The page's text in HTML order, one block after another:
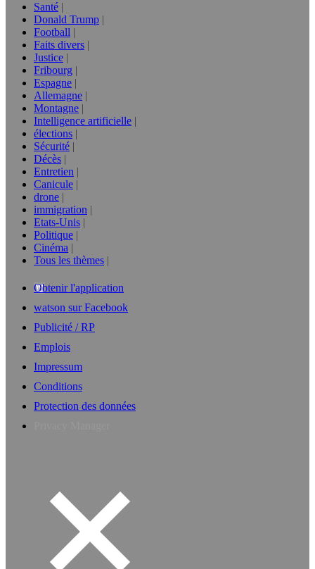
Santé
Donald Trump
Football
Faits divers
Justice
Fribourg
Espagne
Allemagne
Montagne
Intelligence artificielle
élections
Sécurité
Décès
Entretien
Canicule
drone
immigration
Etats-Unis
Politique
Cinéma
Tous les thèmes
Obtenir l'application
watson sur Facebook
Publicité / RP
Emplois
Impressum
Conditions
Protection des données